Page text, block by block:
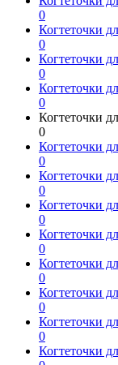
0
Когтеточки
0
Когтеточки
0
Когтеточки
0
Когтеточки
0
Когтеточки
0
Когтеточки
0
Когтеточки
0
Когтеточки
0
Когтеточки
0
Когтеточки
0
Когтеточки
0
Когтеточки